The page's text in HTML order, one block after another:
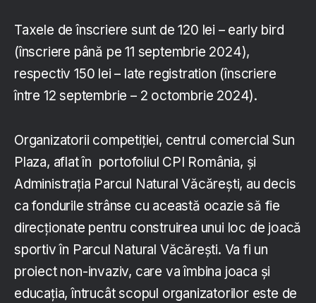
Taxele de înscriere sunt de 120 lei – early bird
(înscriere până pe 11 septembrie 2024),
respectiv 150 lei – late registration (înscriere
între 12 septembrie – 2 octombrie 2024).
Organizatorii competiției, centrul comercial Sun
Plaza, aflat în portofoliul CPI România, și
Administrația Parcul Natural Văcărești, au decis
ca fondurile strânse cu această ocazie să fie
direcționate pentru construirea unui loc de joacă
sportiv în Parcul Natural Văcărești. Va fi un
proiect non-invaziv, care va îmbina joaca și
educația, întrucât scopul organizatorilor este de